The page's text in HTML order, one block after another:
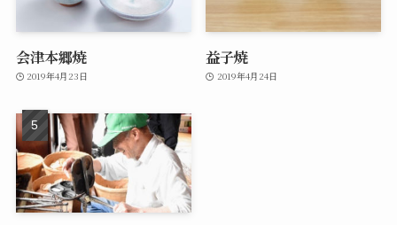
会津本郷焼
2019年4月23日
益子焼
2019年4月24日